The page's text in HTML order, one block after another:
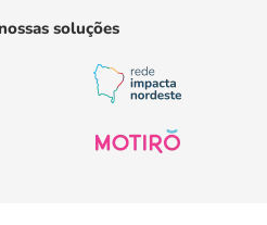
soluções